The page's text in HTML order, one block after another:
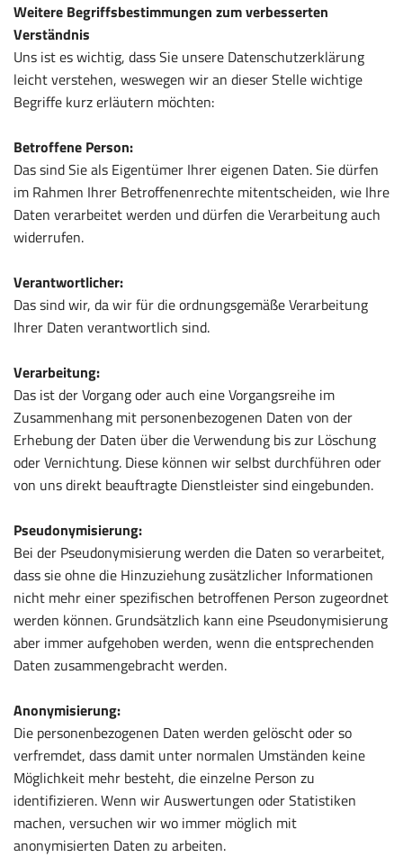
Weitere Begriffsbestimmungen zum verbesserten
Verständnis
Uns ist es wichtig, dass Sie unsere Datenschutzerklärung
leicht verstehen, weswegen wir an dieser Stelle wichtige
Begriffe kurz erläutern möchten:
Betroffene Person:
Das sind Sie als Eigentümer Ihrer eigenen Daten. Sie dürfen
im Rahmen Ihrer Betroffenenrechte mitentscheiden, wie Ihre
Daten verarbeitet werden und dürfen die Verarbeitung auch
widerrufen.
Verantwortlicher:
Das sind wir, da wir für die ordnungsgemäße Verarbeitung
Ihrer Daten verantwortlich sind.
Verarbeitung:
Das ist der Vorgang oder auch eine Vorgangsreihe im
Zusammenhang mit personenbezogenen Daten von der
Erhebung der Daten über die Verwendung bis zur Löschung
oder Vernichtung. Diese können wir selbst durchführen oder
von uns direkt beauftragte Dienstleister sind eingebunden.
Pseudonymisierung:
Bei der Pseudonymisierung werden die Daten so verarbeitet,
dass sie ohne die Hinzuziehung zusätzlicher Informationen
nicht mehr einer spezifischen betroffenen Person zugeordnet
werden können. Grundsätzlich kann eine Pseudonymisierung
aber immer aufgehoben werden, wenn die entsprechenden
Daten zusammengebracht werden.
Anonymisierung:
Die personenbezogenen Daten werden gelöscht oder so
verfremdet, dass damit unter normalen Umständen keine
Möglichkeit mehr besteht, die einzelne Person zu
identifizieren. Wenn wir Auswertungen oder Statistiken
machen, versuchen wir wo immer möglich mit
anonymisierten Daten zu arbeiten.